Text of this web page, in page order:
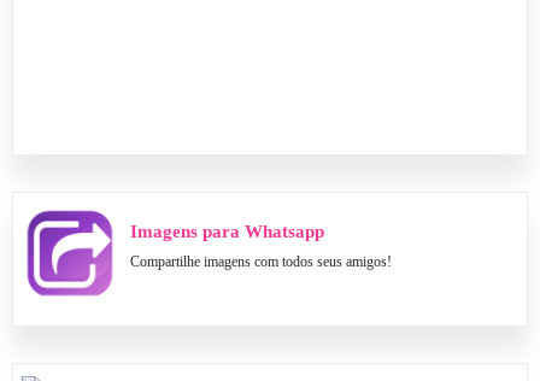
Imagens para Whatsapp
Compartilhe imagens com todos seus amigos!